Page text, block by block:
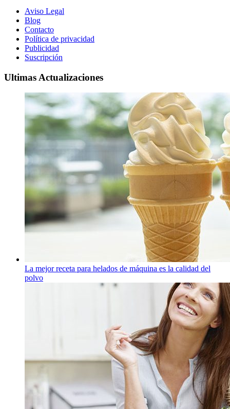
Aviso Legal
Blog
Contacto
Política de privacidad
Publicidad
Suscripción
Ultimas Actualizaciones
La mejor receta para helados de máquina es la calidad del
polvo